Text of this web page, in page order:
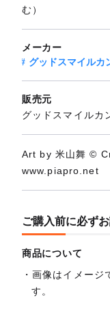
む）
メーカー
グッドスマイルカ
販売元
グッドスマイルカ
Art by 米山舞 ©
www.piapro.net
ご購入前に必ず
商品について
画像はイメージ
す。